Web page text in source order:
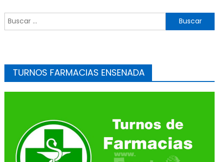
Buscar:
TURNOS FARMACIAS ENSENADA